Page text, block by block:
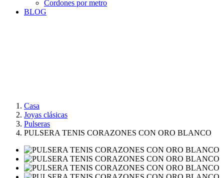
Cordones por metro
BLOG
Casa
Joyas clásicas
Pulseras
PULSERA TENIS CORAZONES CON ORO BLANCO